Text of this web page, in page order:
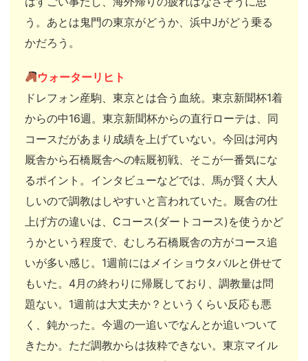
う。あとは鬼門の東京がどうか、浜中Jがどう乗る
かだろう。
ウォーターリヒト
ドレフォン産駒、東京とは合う血統。東京新聞杯1着
からの中16週。東京新聞杯からの直行ローテは、同
コースだがあまり成績を上げていない。今回は河内
厩舎から石橋厩舎への転厩初戦、そこが一番気にな
るポイント。インタビューなどでは、馬が賢く大人
しいので調教はしやすいと言われていた。厩舎の仕
上げ方の違いは、Cコース(ダートコース)を使うかど
うかという程度で、むしろ石橋厩舎の方がコース追
いが多い感じ。1週前にはメイショウタバルと併せて
もいた。4月の終わりに帰厩しており、調教量は問
題ない。1週前は大丈夫か？というくらい反応も悪
く、鈍かった。今週の一追いでなんとか追いついて
きたか。ただ調教からは抜粋できない。東京マイル